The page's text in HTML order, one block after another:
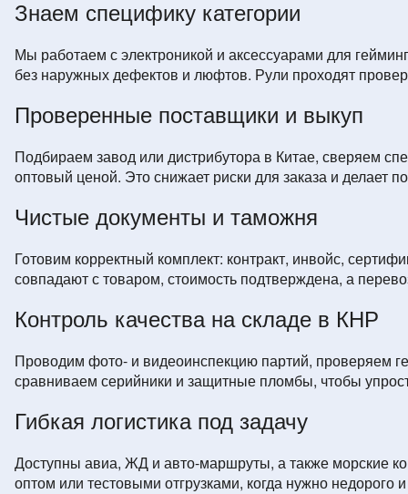
Знаем специфику категории
Мы работаем с электроникой и аксессуарами для
без наружных дефектов и люфтов. Рули проходят
Проверенные поставщики и выкуп
Подбираем завод или дистрибутора в Китае, сверяем
оптовый ценой. Это снижает риски для заказа и делает
Чистые документы и таможня
Готовим корректный комплект: контракт, инвойс,
совпадают с товаром, стоимость подтверждена, а
Контроль качества на складе в КНР
Проводим фото- и видеоинспекцию партий, проверяем
сравниваем серийники и защитные пломбы, чтобы
Гибкая логистика под задачу
Доступны авиа, ЖД и авто-маршруты, а также морские
оптом или тестовыми отгрузками, когда нужно недорого